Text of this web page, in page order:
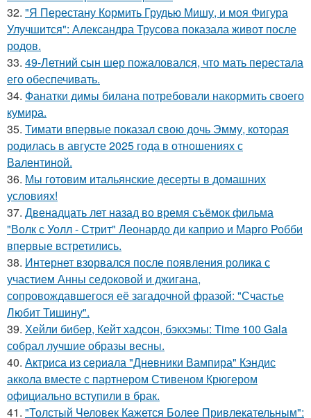
32. "Я Перестану Кормить Грудью Мишу, и моя Фигура
Улучшится": Александра Трусова показала живот после
родов.
33. 49-Летний сын шер пожаловался, что мать перестала
его обеспечивать.
34. Фанатки димы билана потребовали накормить своего
кумира.
35. Тимати впервые показал свою дочь Эмму, которая
родилась в августе 2025 года в отношениях с
Валентиной.
36. Мы готовим итальянские десерты в домашних
условиях!
37. Двенадцать лет назад во время съёмок фильма
"Волк с Уолл - Стрит" Леонардо ди каприо и Марго Робби
впервые встретились.
38. Интернет взорвался после появления ролика с
участием Анны седоковой и джигана,
сопровождавшегося её загадочной фразой: "Счастье
Любит Тишину".
39. Хейли бибер, Кейт хадсон, бэкхэмы: Time 100 Gala
собрал лучшие образы весны.
40. Актриса из сериала "Дневники Вампира" Кэндис
аккола вместе с партнером Стивеном Крюгером
официально вступили в брак.
41. "Толстый Человек Кажется Более Привлекательным":